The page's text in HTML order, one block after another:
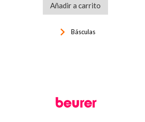
Añadir a carrito
keyboard_arrow_right Básculas